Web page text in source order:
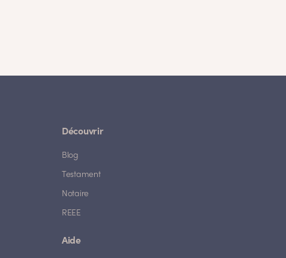
Découvrir
Blog
Testament
Notaire
REEE
Aide